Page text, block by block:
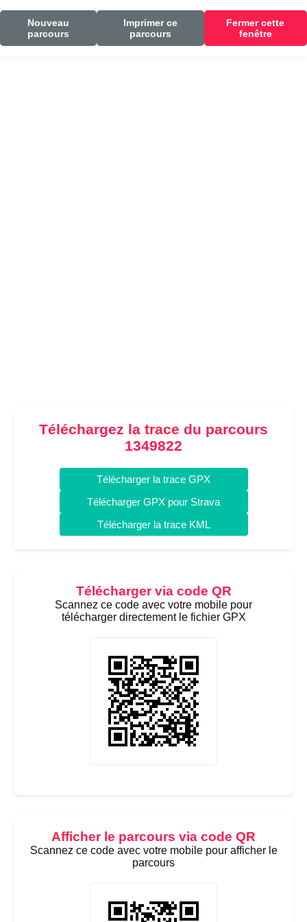
Nouveau
parcours
Imprimer ce
parcours
Fermer cette
fenêtre
Téléchargez la trace du parcours
1349822
Télécharger la trace GPX
Télécharger GPX pour Strava
Télécharger la trace KML
Télécharger via code QR
Scannez ce code avec votre mobile pour
télécharger directement le fichier GPX
Afficher le parcours via code QR
Scannez ce code avec votre mobile pour afficher le
parcours